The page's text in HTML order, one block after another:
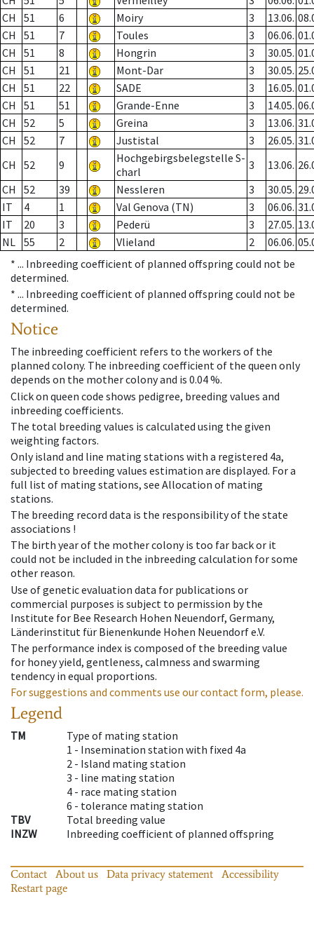
CH
51 6 Moiry 3 13.06.
CH
51 7 Toules 3 06.06.
CH
51 8 Hongrin 3 30.05.
CH
51 21 Mont-Dar 3 30.05.
CH
51 22 SADE 3 16.05.
CH
51 51 Grande-Enne 3 14.05.
CH
52 5 Greina 3 13.06.
CH
52 7 Justistal 3 26.05.
CH
52 9
Hochgebirgsbelegstelle S-
charl
3 13.06.
CH
52 39 Nessleren 3 30.05.
IT
4 1 Val Genova (TN) 3 06.06.
IT
20 3 Pederü 3 27.05.
NL 55 2 Vlieland 2 06.06.
* ... Inbreeding coefficient of planned offspring could not be
determined.
* ... Inbreeding coefficient of planned offspring could not be
determined.
Notice
The inbreeding coefficient refers to the workers of the
planned colony. The inbreeding coefficient of the queen only
depends on the mother colony and is 0.04 %.
Click on queen code shows pedigree, breeding values and
inbreeding coefficients.
The total breeding values is calculated using the given
weighting factors.
Only island and line mating stations with a registered 4a,
subjected to breeding values estimation are displayed. For a
full list of mating stations, see Allocation of mating
stations.
The breeding record data is the responsibility of the state
associations !
The birth year of the mother colony is too far back or it
could not be included in the inbreeding calculation for some
other reason.
Use of genetic evaluation data for publications or
commercial purposes is subject to permission by the
Institute for Bee Research Hohen Neuendorf, Germany,
Länderinstitut für Bienenkunde Hohen Neuendorf e.V.
The performance index is composed of the breeding value
for honey yield, gentleness, calmness and swarming
tendency in equal proportions.
For suggestions and comments use our contact form, please.
Legend
TM
Type of mating station
1 - Insemination station with fixed 4a
2 - Island mating station
3 - line mating station
4 - race mating station
6 - tolerance mating station
TBV
Total breeding value
INZW
Inbreeding coefficient of planned offspring
Contact About us Data privacy statement
Accessibility
Restart page